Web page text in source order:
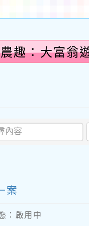
趣：大富翁
案
：啟用中